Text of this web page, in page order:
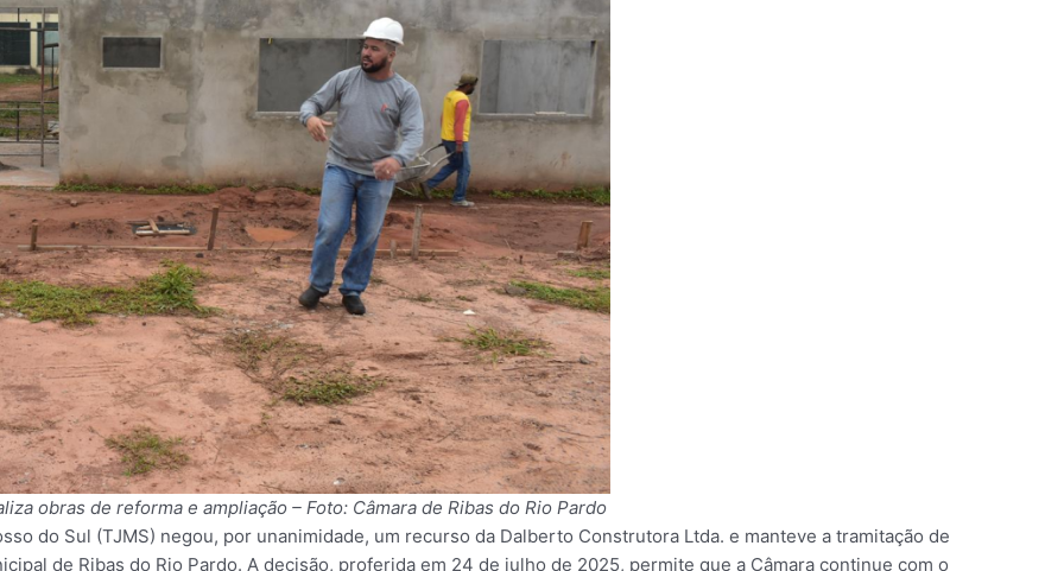
obras de reforma e ampliação – Foto: Câmara de Ribas do Rio Pardo
do Sul (TJMS) negou, por unanimidade, um recurso da Dalberto Construtora Ltda. e manteve a tramitação de
de Ribas do Rio Pardo. A decisão, proferida em 24 de julho de 2025, permite que a Câmara continue com o